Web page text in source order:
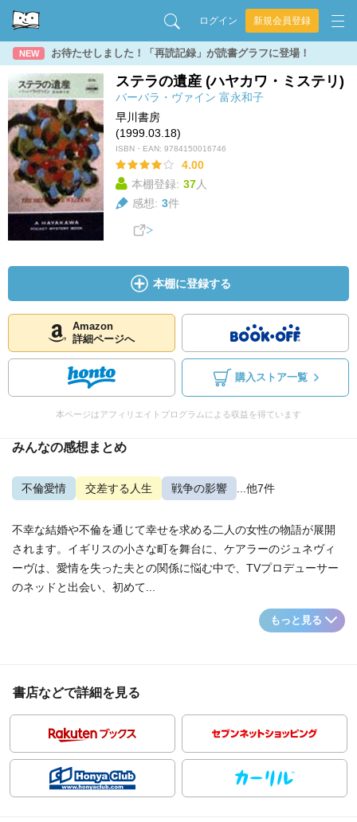
ログイン 新規会員登録
NEW お待たせしました！「再読記録」が読書グラフに登場！
ステラの遺産 (ハヤカワ・ミステリ)
バーバラ・ヴァイン 富永和子
早川書房
(1999.03.18)
ISBN・EAN: 9784150016746
4.00
本棚登録: 37人
感想: 3件
本棚に登録する
Amazon
詳細ページへ
購入ストア一覧
本ページはアフィリエイトプログラムによる収益を得ています
みんなの感想まとめ
不倫愛情 交差する人生 戦争の影響 ...他7件
不幸な結婚や不倫を通じて幸せを求める二人の女性の物語が展開
されます。イギリスの小さな町を舞台に、ケアラーのジュネヴィ
ーヴは、愛情を失った夫との関係に悩む中で、TVプロデューサー
のネッドと出会い、初めて...
もっと見る
書店などで詳細を見る